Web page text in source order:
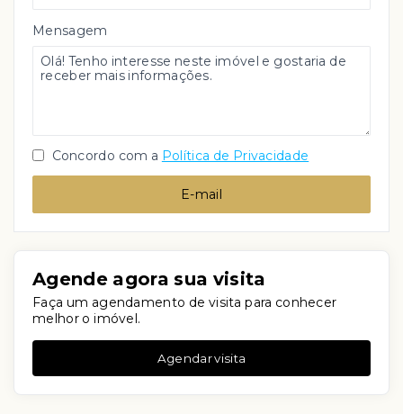
Mensagem
Concordo com a Política de Privacidade
E-mail
Agende agora sua visita
Faça um agendamento de visita para conhecer
melhor o imóvel.
Agendar visita